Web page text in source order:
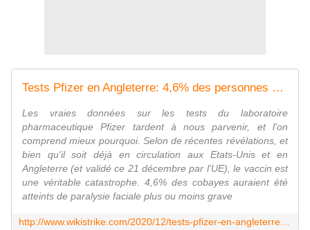
Tests Pfizer en Angleterre: 4,6% des personnes atteintes de paralysies faciales très graves et d'atteintes ganglionnaires
Les vraies données sur les tests du laboratoire
pharmaceutique Pfizer tardent à nous parvenir, et l'on
comprend mieux pourquoi. Selon de récentes révélations, et
bien qu'il soit déjà en circulation aux Etats-Unis et en
Angleterre (et validé ce 21 décembre par l'UE), le vaccin est
une véritable catastrophe. 4,6% des cobayes auraient été
atteints de paralysie faciale plus ou moins grave